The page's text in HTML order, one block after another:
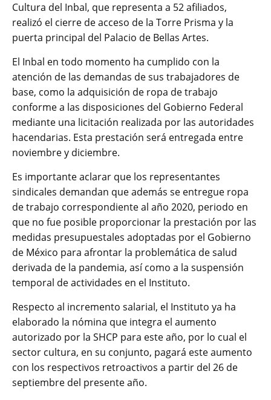
Cultura del Inbal, que representa a 52 afiliados,
realizó el cierre de acceso de la Torre Prisma y la
puerta principal del Palacio de Bellas Artes.
El Inbal en todo momento ha cumplido con la
atención de las demandas de sus trabajadores de
base, como la adquisición de ropa de trabajo
conforme a las disposiciones del Gobierno Federal
mediante una licitación realizada por las autoridades
hacendarias. Esta prestación será entregada entre
noviembre y diciembre.
Es importante aclarar que los representantes
sindicales demandan que además se entregue ropa
de trabajo correspondiente al año 2020, periodo en
que no fue posible proporcionar la prestación por las
medidas presupuestales adoptadas por el Gobierno
de México para afrontar la problemática de salud
derivada de la pandemia, así como a la suspensión
temporal de actividades en el Instituto.
Respecto al incremento salarial, el Instituto ya ha
elaborado la nómina que integra el aumento
autorizado por la SHCP para este año, por lo cual el
sector cultura, en su conjunto, pagará este aumento
con los respectivos retroactivos a partir del 26 de
septiembre del presente año.